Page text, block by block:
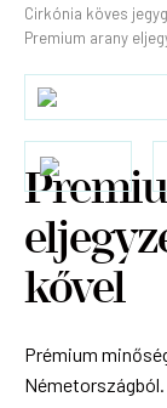
Cirkónia köves
Premium arany
kővel
Prémium